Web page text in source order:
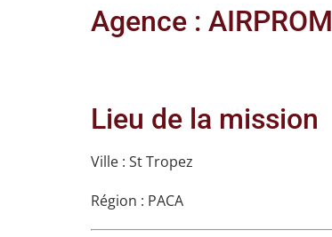
Agence : AIRPROM
Lieu de la mission
Ville : St Tropez
Région : PACA